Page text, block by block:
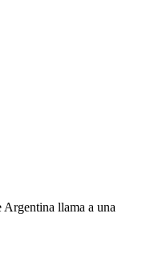
llama a una